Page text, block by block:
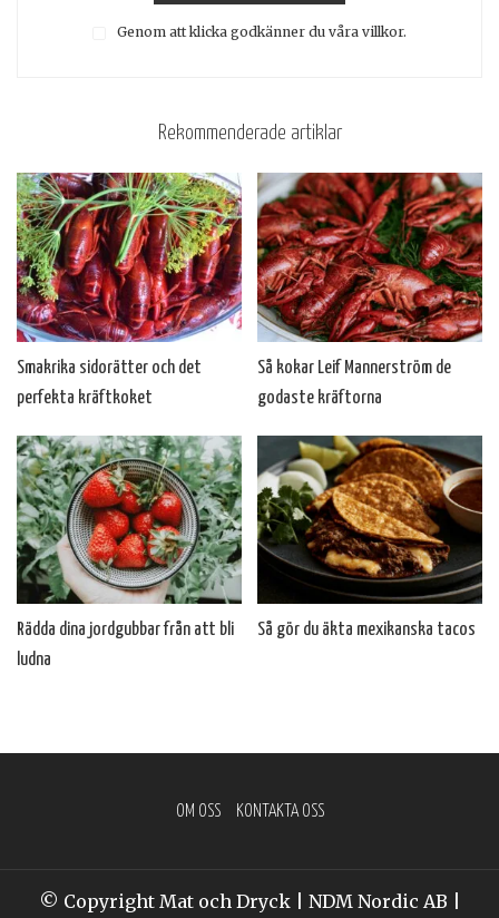
Genom att klicka godkänner du våra villkor.
Rekommenderade artiklar
Smakrika sidorätter och det
perfekta kräftkoket
Så kokar Leif Mannerström de
godaste kräftorna
Rädda dina jordgubbar från att bli
ludna
Så gör du äkta mexikanska tacos
OM OSS KONTAKTA OSS
© Copyright Mat och Dryck | NDM Nordic AB |